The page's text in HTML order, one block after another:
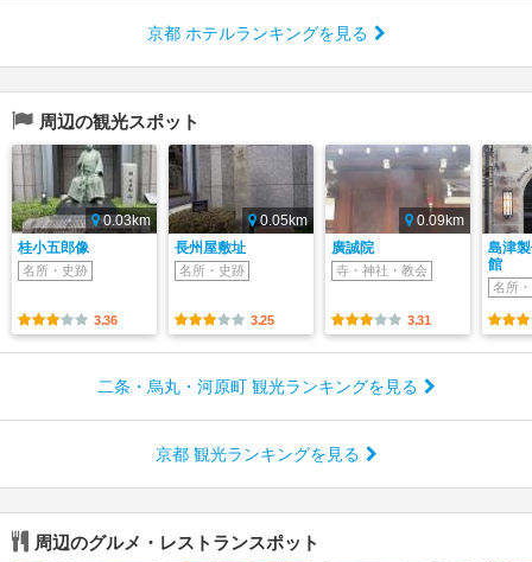
京都 ホテルランキングを見る
周辺の観光スポット
0.03km
桂小五郎像
名所・史跡
3.36
0.05km
長州屋敷址
名所・史跡
3.25
0.09km
廣誠院
寺・神社・教会
3.31
島津
館
名所
二条・烏丸・河原町 観光ランキングを見る
京都 観光ランキングを見る
周辺のグルメ・レストランスポット